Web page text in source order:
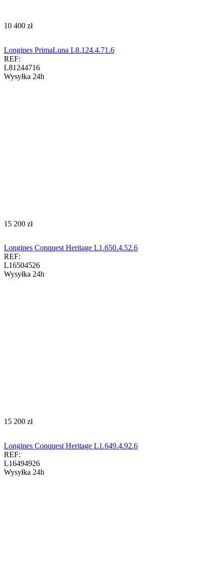
‍10 400‍ zł
Longines PrimaLuna L8.124.4.71.6
REF:
L81244716
Wysyłka 24h
‍15 200‍ zł
Longines Conquest Heritage L1.650.4.52.6
REF:
L16504526
Wysyłka 24h
‍15 200‍ zł
Longines Conquest Heritage L1.649.4.92.6
REF:
L16494926
Wysyłka 24h